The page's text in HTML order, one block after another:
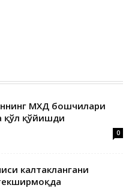
МХДҚ бошчилари
қўл қўйишди
0
калтаклангани